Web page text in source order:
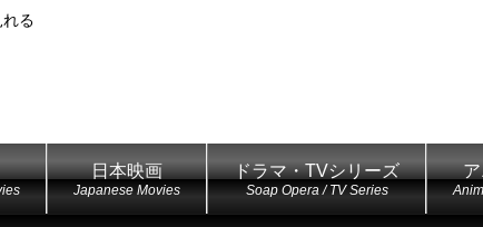
る
日本映画
Japanese Movies
ドラマ・TVシリーズ
Soap Opera / TV Series